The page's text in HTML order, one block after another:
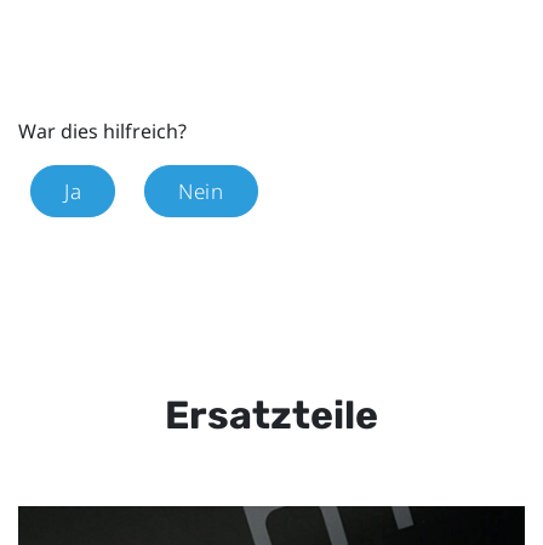
War dies hilfreich?
Ja Nein
Ersatzteile